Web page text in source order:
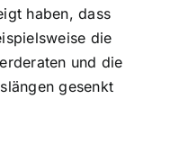
haben, dass
die
und die
gesenkt